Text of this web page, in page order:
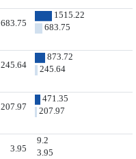
683.75
1515.22
683.75
245.64
873.72
245.64
207.97
471.35
207.97
3.95
9.2
3.95